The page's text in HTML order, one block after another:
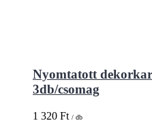
Nyomtatott
3db/csomag
1 320 Ft / db